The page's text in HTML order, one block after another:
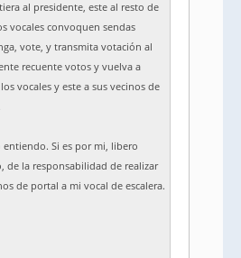
al presidente, este al resto de
vocales convoquen sendas
vote, y transmita votación al
recuente votos y vuelva a
vocales y este a sus vecinos de
Si es por mi, libero
de la responsabilidad de realizar
de portal a mi vocal de escalera.